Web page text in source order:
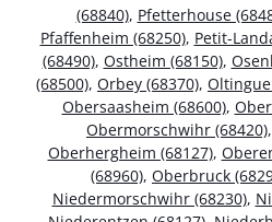
(68840), Pfetterhouse
Pfaffenheim (68250), Petit-
(68490), Ostheim (68150),
(68500), Orbey (68370),
Obersaasheim (68600),
Obermorschwihr (68420),
Oberhergheim (68127),
(68960), Oberbruck
Niedermorschwihr (68230),